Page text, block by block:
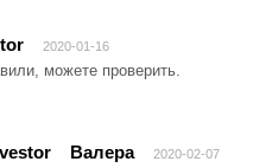
2020-01-16
можете проверить.
Валера 2020-02-07